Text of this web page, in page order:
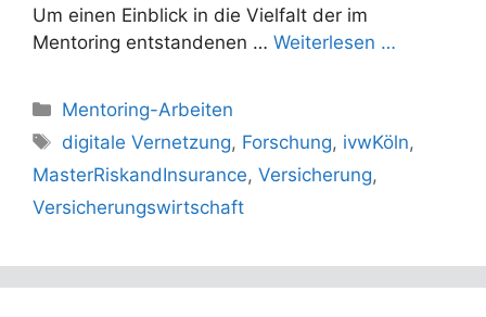
Um einen Einblick in die Vielfalt der im
Mentoring entstandenen … Weiterlesen …
Kategorien
Mentoring-Arbeiten
Schlagwörter
digitale Vernetzung, Forschung, ivwKöln,
MasterRiskandInsurance, Versicherung,
Versicherungswirtschaft